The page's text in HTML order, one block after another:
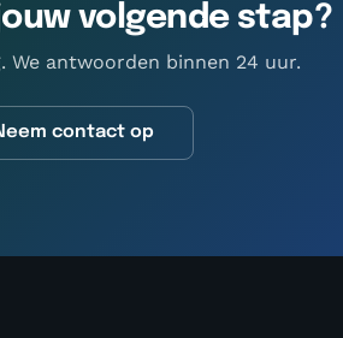
volgende stap?
We antwoorden binnen 24 uur.
contact op